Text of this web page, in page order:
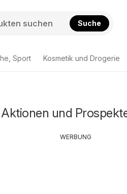
Suche
Sport Kosmetik und Drogerie
und
WERBUNG